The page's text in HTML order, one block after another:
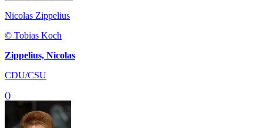
Nicolas Zippelius
© Tobias Koch
Zippelius, Nicolas
CDU/CSU
()